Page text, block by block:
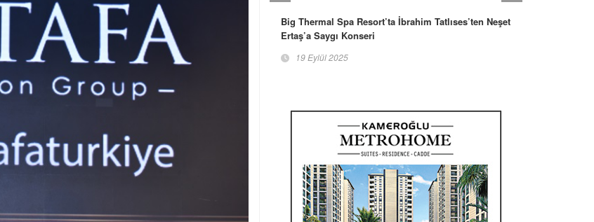
Big Thermal Spa Resort’ta İbrahim Tatlıses’ten Neşet
Ertaş’a Saygı Konseri
19 Eylül 2025